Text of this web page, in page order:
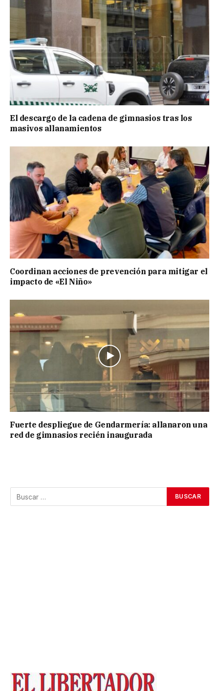
El descargo de la cadena de gimnasios tras los
masivos allanamientos
Coordinan acciones de prevención para mitigar el
impacto de «El Niño»
Fuerte despliegue de Gendarmería: allanaron una
red de gimnasios recién inaugurada